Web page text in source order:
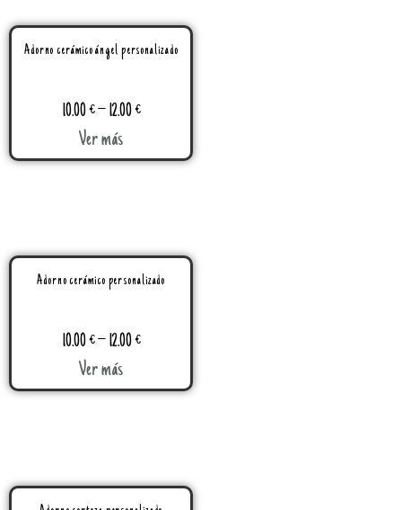
Adorno cerámico ángel personalizado
10.00€–12.00€
Ver más
Adorno cerámico personalizado
10.00€–12.00€
Ver más